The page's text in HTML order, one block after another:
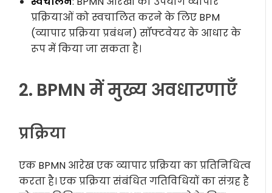
प्रक्रियाओं को स्वचालित करने के लिए BPM
(व्यापार प्रक्रिया प्रबंधन) सॉफ्टवेयर के आधार के
रूप में किया जा सकता है।
2. BPMN में मुख्य अवधारणाएँ
प्रक्रिया
एक BPMN आरेख एक व्यापार प्रक्रिया का प्रतिनिधित्व
करता है। एक प्रक्रिया संबंधित गतिविधियों का संग्रह है